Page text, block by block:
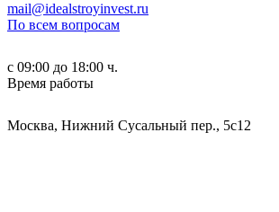
mail@idealstroyinvest.ru
По всем вопросам
с 09:00 до 18:00 ч.
Время работы
Москва, Нижний Сусальный пер., 5c12